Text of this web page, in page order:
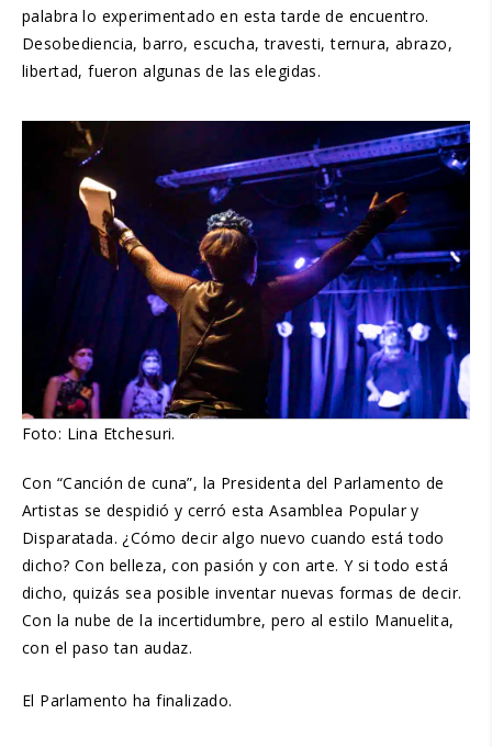
palabra lo experimentado en esta tarde de encuentro.
Desobediencia, barro, escucha, travesti, ternura, abrazo,
libertad, fueron algunas de las elegidas.
Foto: Lina Etchesuri.
Con “Canción de cuna”, la Presidenta del Parlamento de
Artistas se despidió y cerró esta Asamblea Popular y
Disparatada. ¿Cómo decir algo nuevo cuando está todo
dicho? Con belleza, con pasión y con arte. Y si todo está
dicho, quizás sea posible inventar nuevas formas de decir.
Con la nube de la incertidumbre, pero al estilo Manuelita,
con el paso tan audaz.
El Parlamento ha finalizado.